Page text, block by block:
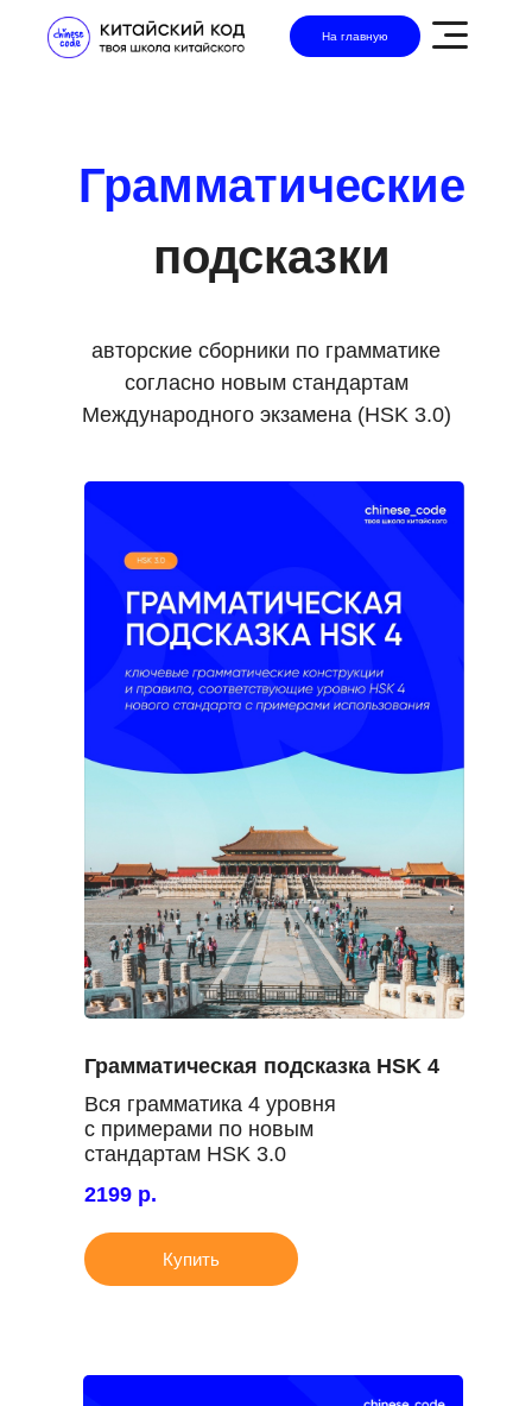
На главную
авторские сборники по грамматике
согласно новым стандартам
Международного экзамена (HSK 3.0)
Грамматические
подсказки
Грамматическая подсказка HSK 4
Купить
2199 р.
Вся грамматика 4 уровня
с примерами по новым
стандартам HSK 3.0